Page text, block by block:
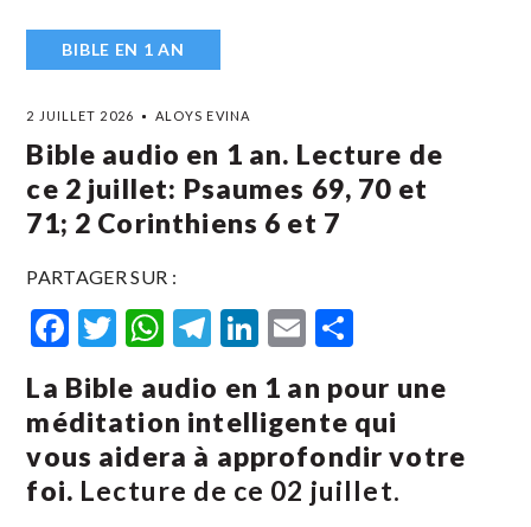
BIBLE EN 1 AN
2 JUILLET 2026 ALOYS EVINA
Bible audio en 1 an. Lecture de
ce 2 juillet: Psaumes 69, 70 et
71; 2 Corinthiens 6 et 7
PARTAGER SUR :
Facebook
Twitter
WhatsApp
Telegram
LinkedIn
Email
La Bible audio en 1 an pour une
méditation intelligente qui
vous aidera à approfondir votre
foi. Lecture de ce 02 juillet.